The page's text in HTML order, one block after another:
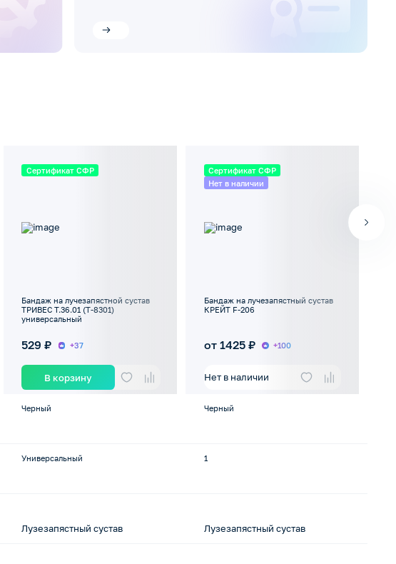
Сертификат СФР
Бандаж на лучезапястной сустав
ТРИВЕС Т.36.01 (Т-8301)
универсальный
529 ₽ +37
В корзину
Черный
Универсальный
Лузезапястный сустав
Сертификат СФР
Нет в наличии
Бандаж на лучезапястный сустав
КРЕЙТ F-206
от 1425 ₽ +100
Нет в наличии
Черный
1
Лузезапястный сустав